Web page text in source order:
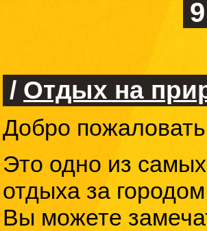
/ Отдых на
Добро
Это одно из
отдыха за
Вы можете